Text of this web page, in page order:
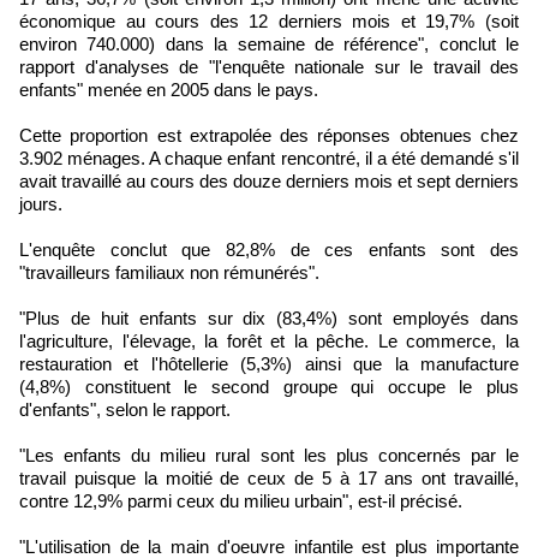
économique au cours des 12 derniers mois et 19,7% (soit
environ 740.000) dans la semaine de référence", conclut le
rapport d'analyses de "l'enquête nationale sur le travail des
enfants" menée en 2005 dans le pays.
Cette proportion est extrapolée des réponses obtenues chez
3.902 ménages. A chaque enfant rencontré, il a été demandé s'il
avait travaillé au cours des douze derniers mois et sept derniers
jours.
L'enquête conclut que 82,8% de ces enfants sont des
"travailleurs familiaux non rémunérés".
"Plus de huit enfants sur dix (83,4%) sont employés dans
l'agriculture, l'élevage, la forêt et la pêche. Le commerce, la
restauration et l'hôtellerie (5,3%) ainsi que la manufacture
(4,8%) constituent le second groupe qui occupe le plus
d'enfants", selon le rapport.
"Les enfants du milieu rural sont les plus concernés par le
travail puisque la moitié de ceux de 5 à 17 ans ont travaillé,
contre 12,9% parmi ceux du milieu urbain", est-il précisé.
"L'utilisation de la main d'oeuvre infantile est plus importante